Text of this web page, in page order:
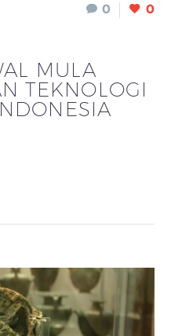
0 0
MULA
TEKNOLOGI